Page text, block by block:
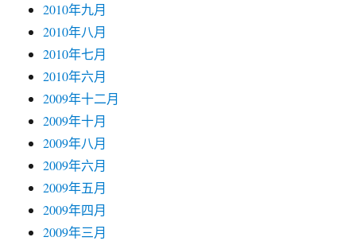
2010年九月
2010年八月
2010年七月
2010年六月
2009年十二月
2009年十月
2009年八月
2009年六月
2009年五月
2009年四月
2009年三月